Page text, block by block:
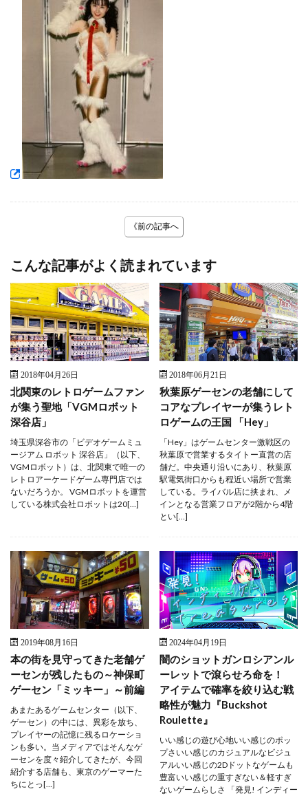
《前の記事へ
こんな記事がよく読まれています
2018年04月26日
北関東のレトロゲームファン
が集う聖地「VGMロボット
深谷店」
埼玉県深谷市の「ビデオゲームミュ
ージアム ロボット 深谷店」（以下、
VGMロボット）は、北関東で唯一の
レトロアーケードゲーム専門店では
ないだろうか。 VGMロボットを運営
している株式会社ロボットは20[…]
2018年06月21日
秋葉原ゲーセンの老舗にして
コアなプレイヤーが集うレト
ロゲームの王国 「Hey」
「Hey」はゲームセンター激戦区の
秋葉原で営業するタイトー直営の店
舗だ。中央通り沿いにあり、秋葉原
駅電気街口からも程近い場所で営業
している。ライバル店に挟まれ、メ
インとなる営業フロアが2階から4階
とい[…]
2019年08月16日
本の街を見守ってきた老舗ゲ
ーセンが残したもの～神保町
ゲーセン「ミッキー」～前編
あまたあるゲームセンター（以下、
ゲーセン）の中には、異彩を放ち、
プレイヤーの記憶に残るロケーショ
ンも多い。当メディアではそんなゲ
ーセンを度々紹介してきたが、今回
紹介する店舗も、東京のゲーマーた
ちにとっ[…]
2024年04月19日
闇のショットガンロシアンル
ーレットで滾らせろ命を！
アイテムで確率を絞り込む戦
略性が魅力『Buckshot
Roulette』
いい感じの遊び心地いい感じのポッ
プさいい感じのカジュアルなビジュ
アルいい感じの2Dドットなゲームも
豊富いい感じの重すぎない＆軽すぎ
ないゲームらしさ 「発見! インディー